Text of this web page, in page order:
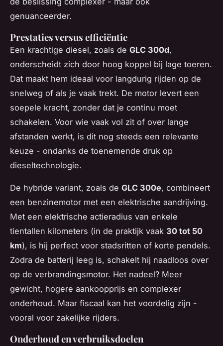
genuanceerder.
Prestaties versus efficiëntie
Een krachtige diesel, zoals de GLC 300d,
onderscheidt zich door hoog koppel bij lage toeren.
Dat maakt hem ideaal voor langdurig rijden op de
snelweg of als je vaak trekt. De motor levert een
soepele kracht, zonder dat je continu moet
schakelen. Voor wie vaak vol zit of over lange
afstanden werkt, is dit nog steeds een relevante
keuze - ondanks de toenemende druk op
dieseltechnologie.
De hybride variant, zoals de GLC 300e, combineert
een benzinemotor met een elektrische aandrijving.
Met een elektrische actieradius van enkele
tientallen kilometers (in de praktijk vaak 30 tot 50
km), is hij perfect voor stadsritten of korte pendels.
Zodra de batterij leeg is, schakelt hij naadloos over
op de verbrandingsmotor. Het nadeel? Meer
gewicht, hogere aankoopprijs en complexer
onderhoud. Maar fiscaal kan het voordelig zijn -
vooral voor zakelijke rijders.
Onderhoud en verbruiksdoelen